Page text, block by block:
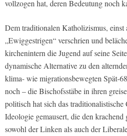
vollzogen hat, deren Bedeutung noch
Dem traditionalen Katholizismus, einst
„Ewiggestrigen“ verschrien und
kirchenintern die Jugend auf seine
dynamische Alternative zu den
klima- wie migrationsbewegten Spät-
noch – die Bischofsstäbe in ihren
politisch hat sich das
Ideologie gemausert, die den
sowohl der Linken als auch der